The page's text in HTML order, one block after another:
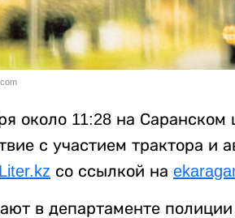
около 11:28 на
с участием трактора и
Liter.kz со ссылкой на
в департаменте